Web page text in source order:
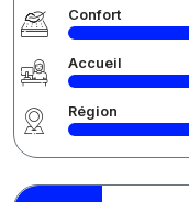
Confort
Accueil
Région